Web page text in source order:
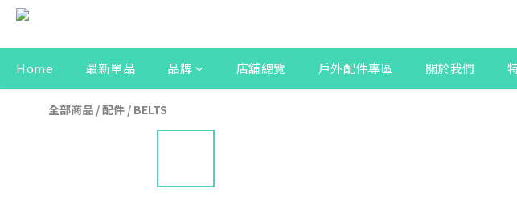
Home 最新單品 品牌 店舖總覽 戶外配件專區 關於我們
全部商品 /配件 / BELTS